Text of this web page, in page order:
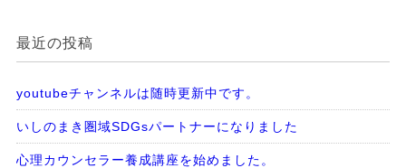
最近の投稿
youtubeチャンネルは随時更新中です。
いしのまき圏域SDGsパートナーになりました
心理カウンセラー養成講座を始めました。